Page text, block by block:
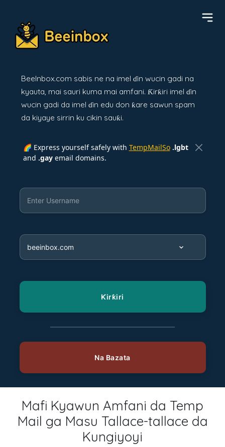
BeeInbox.com sabis ne na imel ɗin wucin gadi na
kyauta, mai sauri kuma mai amfani. Ƙirƙiri imel ɗin
wucin gadi da imel ɗin edu don ƙare sawun spam
da kiyaye sirrin ku cikin sauƙi.
🌈 Express yourself safely with TempMailSo .lgbt
and .gayemail domains.
Mafi Kyawun Amfani da Temp
Mail ga Masu Tallace-tallace da
Kungiyoyi